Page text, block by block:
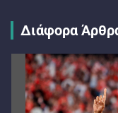
Διάφορα